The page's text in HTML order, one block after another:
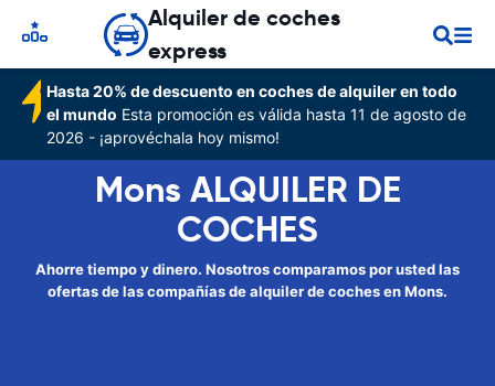
Alquiler de coches
express
Hasta 20% de descuento en coches de alquiler en todo
el mundo Esta promoción es válida hasta 11 de agosto de
2026 - ¡aprovéchala hoy mismo!
Mons ALQUILER DE
COCHES
Ahorre tiempo y dinero. Nosotros comparamos por usted las
ofertas de las compañías de alquiler de coches en Mons.